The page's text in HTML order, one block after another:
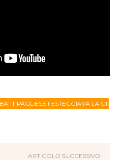
FESTEGGIAVA LA C1.
ARTICOLO SUCCESSIVO